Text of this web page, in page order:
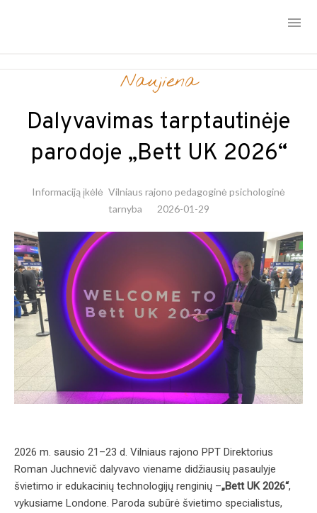
Naujiena
Dalyvavimas tarptautinėje
parodoje „Bett UK 2026“
Informaciją įkėlė Vilniaus rajono pedagoginė psichologinė
tarnyba
2026-01-29
2026 m. sausio 21–23 d. Vilniaus rajono PPT Direktorius
Roman Juchnevič dalyvavo viename didžiausių pasaulyje
švietimo ir edukacinių technologijų renginių –„Bett UK 2026“,
vykusiame Londone. Paroda subūrė švietimo specialistus,